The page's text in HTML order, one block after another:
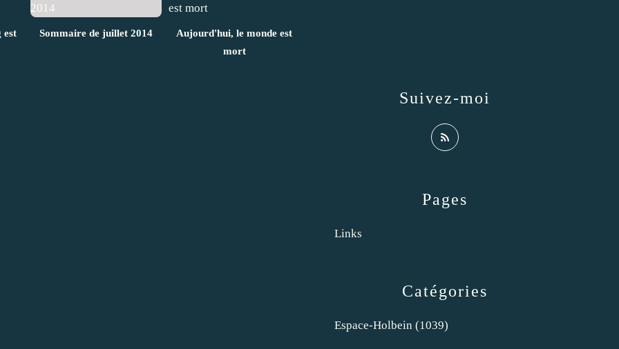
est Sommaire de juillet 2014
Aujourd'hui, le monde est
mort
Catégories
Espace-Holbein (1039)
Pages
Links
Suivez-moi